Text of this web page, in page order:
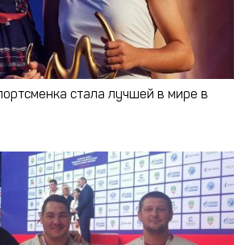
стала лучшей в мире в